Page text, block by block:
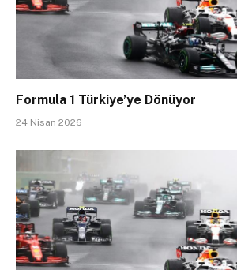
Formula 1 Türkiye’ye Dönüyor
24 Nisan 2026